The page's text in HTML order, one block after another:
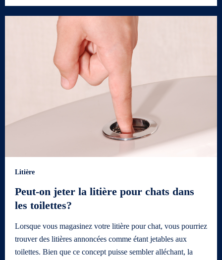
Litière
Peut-on jeter la litière pour chats dans
les toilettes?
Lorsque vous magasinez votre litière pour chat, vous pourriez
trouver des litières annoncées comme étant jetables aux
toilettes. Bien que ce concept puisse sembler alléchant, la